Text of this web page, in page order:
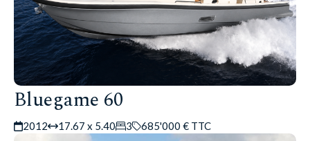
Bluegame 60
2012 17.67 x 5.40 3 685'000 € TTC